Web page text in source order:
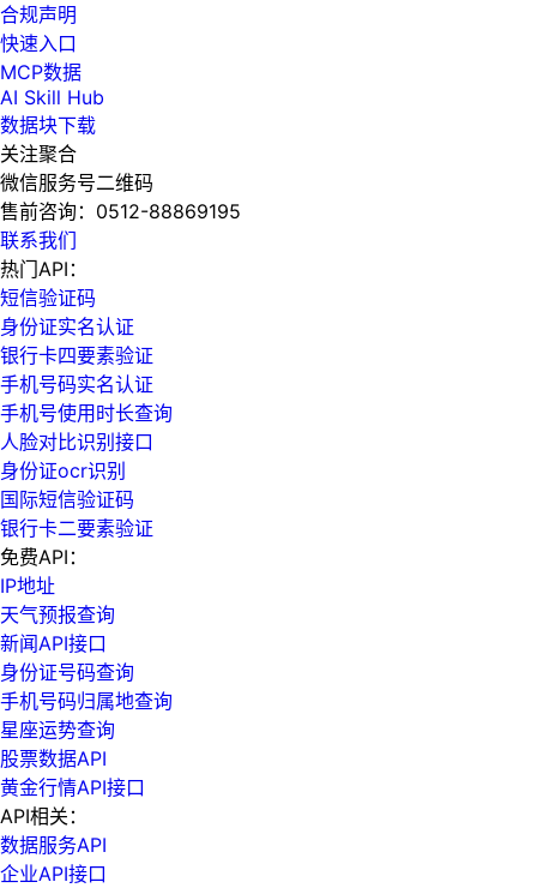
合规声明
快速入口
MCP数据
AI Skill Hub
数据块下载
关注聚合
微信服务号二维码
售前咨询： 0512-88869195
联系我们
热门API：
短信验证码
身份证实名认证
银行卡四要素验证
手机号码实名认证
手机号使用时长查询
人脸对比识别接口
身份证ocr识别
国际短信验证码
银行卡二要素验证
免费API：
IP地址
天气预报查询
新闻API接口
身份证号码查询
手机号码归属地查询
星座运势查询
股票数据API
黄金行情API接口
API相关：
数据服务API
企业API接口